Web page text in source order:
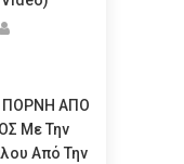
ΠΟΡΝΗ ΑΠΟ
Με Την
Από Την